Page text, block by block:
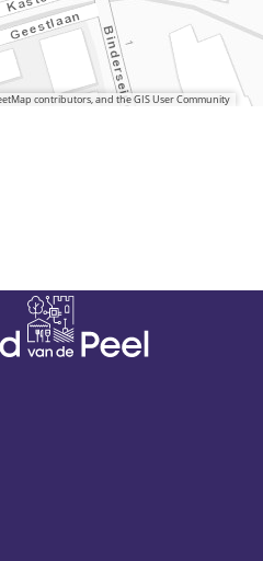
contributors, and the GIS User Community